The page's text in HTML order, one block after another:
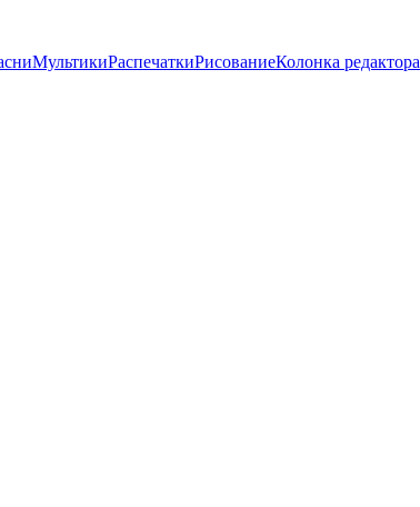
МультикиРаспечаткиРисованиеКолонка редактора